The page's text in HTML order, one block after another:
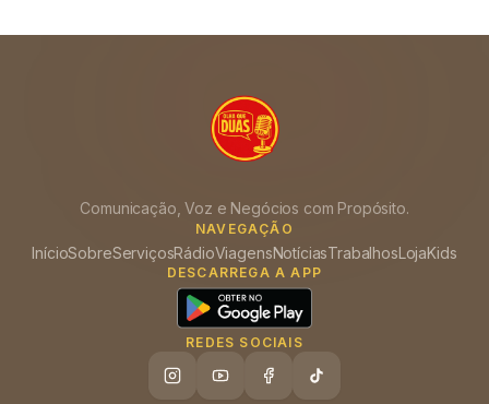
Comunicação, Voz e Negócios com Propósito.
NAVEGAÇÃO
InícioSobreServiçosRádioViagensNotíciasTrabalhosLojaKids
DESCARREGA A APP
REDES SOCIAIS